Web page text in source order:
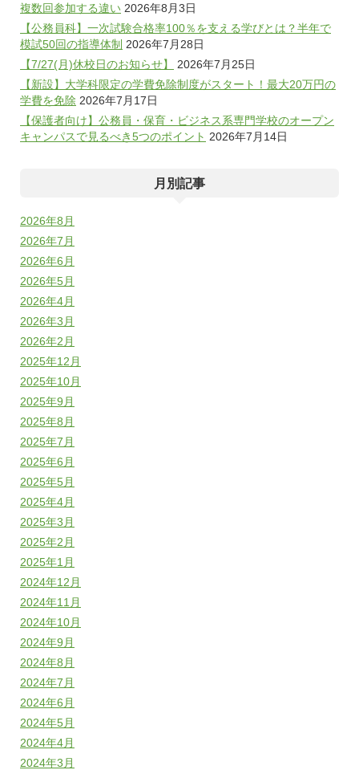
複数回参加する違い 2026年8月3日
【公務員科】一次試験合格率100％を支える学びとは？半年で
模試50回の指導体制 2026年7月28日
【7/27(月)休校日のお知らせ】
2026年7月25日
【新設】大学科限定の学費免除制度がスタート！最大20万円の
学費を免除 2026年7月17日
【保護者向け】公務員・保育・ビジネス系専門学校のオープン
キャンパスで見るべき5つのポイント 2026年7月14日
月別記事
2026年8月
2026年7月
2026年6月
2026年5月
2026年4月
2026年3月
2026年2月
2025年12月
2025年10月
2025年9月
2025年8月
2025年7月
2025年6月
2025年5月
2025年4月
2025年3月
2025年2月
2025年1月
2024年12月
2024年11月
2024年10月
2024年9月
2024年8月
2024年7月
2024年6月
2024年5月
2024年4月
2024年3月